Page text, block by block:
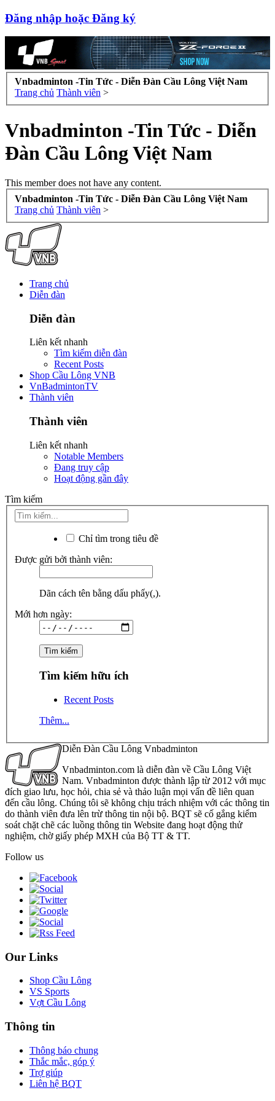
Đăng nhập hoặc Đăng ký
Vnbadminton -Tin Tức - Diễn Đàn Cầu Lông Việt Nam
Trang chủ Thành viên >
Vnbadminton -Tin Tức - Diễn
Đàn Cầu Lông Việt Nam
This member does not have any content.
Vnbadminton -Tin Tức - Diễn Đàn Cầu Lông Việt Nam
Trang chủ Thành viên >
Trang chủ
Diễn đàn
Diễn đàn
Liên kết nhanh
Tìm kiếm diễn đàn
Recent Posts
Shop Cầu Lông VNB
VnBadmintonTV
Thành viên
Thành viên
Liên kết nhanh
Notable Members
Đang truy cập
Hoạt động gần đây
Tìm kiếm
Chỉ tìm trong tiêu đề
Được gửi bởi thành viên:
Dãn cách tên bằng dấu phẩy(,).
Mới hơn ngày:
Tìm kiếm hữu ích
Recent Posts
Thêm...
Diễn Đàn Cầu Lông Vnbadminton
Vnbadminton.com là diễn đàn về Cầu Lông Việt
Nam. Vnbadminton được thành lập từ 2012 với mục
đích giao lưu, học hỏi, chia sẻ và thảo luận mọi vấn đề liên quan
đến cầu lông. Chúng tôi sẽ không chịu trách nhiệm với các thông tin
do thành viên đưa lên trừ thông tin nội bộ. BQT sẽ cố gắng kiểm
soát chặt chẽ các luồng thông tin Website đang hoạt động thử
nghiệm, chờ giấy phép MXH của Bộ TT & TT.
Follow us
Our Links
Shop Cầu Lông
VS Sports
Vợt Cầu Lông
Thông tin
Thông báo chung
Thắc mắc, góp ý
Trợ giúp
Liên hệ BQT